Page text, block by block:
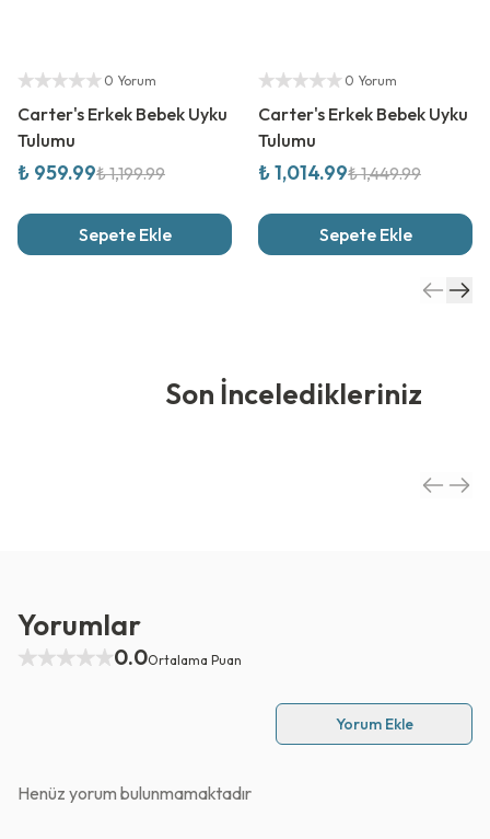
Yetkili Satıcı
0 Yorum
Carter's Erkek Bebek Uyku
Tulumu
₺ 959.99₺ 1,199.99
Sepete Ekle
Yetkili Satıcı
0 Yorum
Carter's Erkek Bebek Uyku
Tulumu
₺ 1,014.99₺ 1,449.99
Sepete Ekle
Son İnceledikleriniz
Yorumlar
0.0Ortalama Puan
Yorum Ekle
Henüz yorum bulunmamaktadır